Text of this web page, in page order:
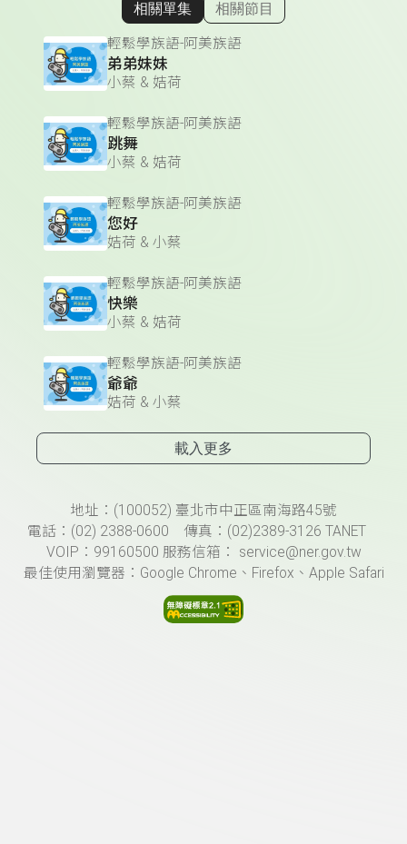
顯示相關單集
相關單集 相關節目
輕鬆學族語-阿美族語
弟弟妹妹
小蔡 & 姞荷
輕鬆學族語-阿美族語
跳舞
小蔡 & 姞荷
輕鬆學族語-阿美族語
您好
姞荷 & 小蔡
輕鬆學族語-阿美族語
快樂
小蔡 & 姞荷
輕鬆學族語-阿美族語
爺爺
姞荷 & 小蔡
載入更多
頁尾資訊地址：(100052) 臺北市中正區南海路45號
電話：(02) 2388-0600 傳真：(02)2389-3126 TANET
VOIP：99160500 服務信箱： service@ner.gov.tw
最佳使用瀏覽器：Google Chrome、Firefox、Apple Safari